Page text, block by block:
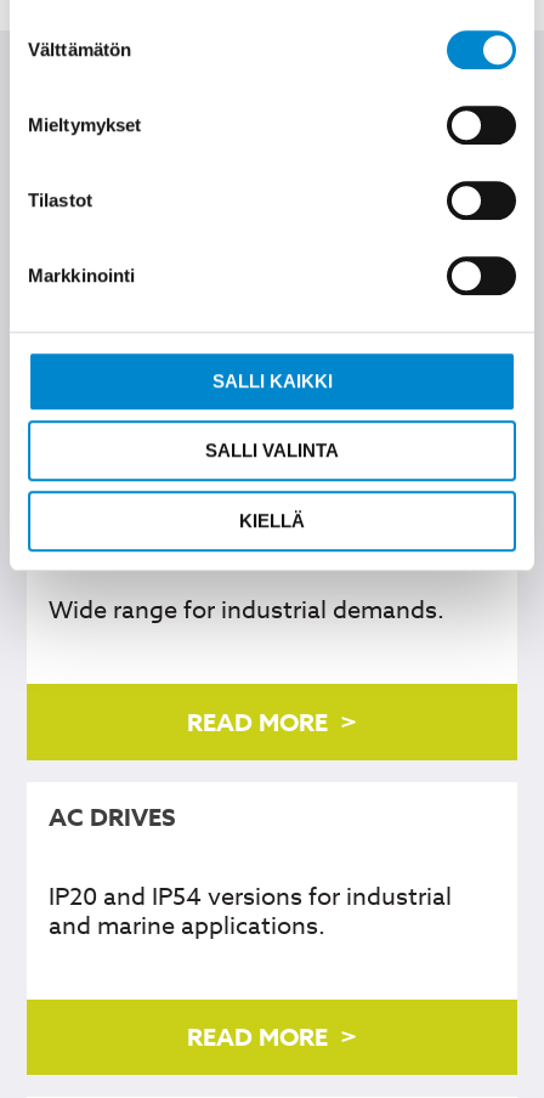
valinta
Välttämätön
Mieltymykset
Tilastot
Markkinointi
SALLI KAIKKI
SALLI VALINTA
KIELLÄ
Product categories
WEG motors directly from stock.
READ MORE
Wide range for industrial demands.
READ MORE
AC DRIVES
IP20 and IP54 versions for industrial
and marine applications.
READ MORE